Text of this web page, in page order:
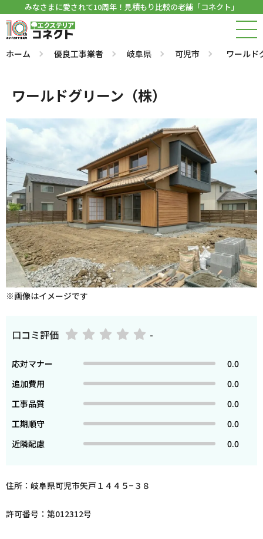
みなさまに愛されて10周年！見積もり比較の老舗「コネクト」
ホーム 優良工事業者 岐阜県 可児市 ワールド
ワールドグリーン（株）
※画像はイメージです
口コミ評価 -
応対マナー
0.0
追加費用
0.0
工事品質
0.0
工期順守
0.0
近隣配慮
0.0
住所：岐阜県可児市矢戸１４４５−３８
許可番号：第012312号